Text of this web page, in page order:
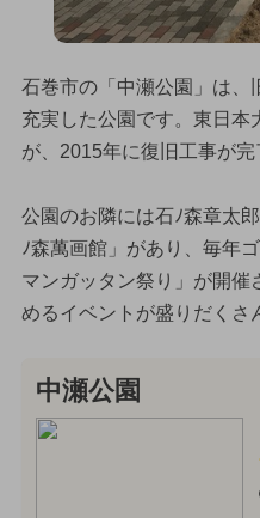
石巻市の「中瀬公園」は、
充実した公園です。東日本
が、2015年に復旧工事が完
公園のお隣には石ﾉ森章太
ﾉ森萬画館」があり、毎年
マンガッタン祭り」が開催
めるイベントが盛りだくさ
中瀬公園